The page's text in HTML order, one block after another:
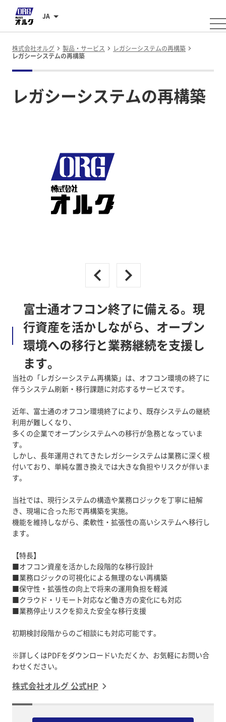
JA
株式会社オルグ 製品・サービス
レガシーシステムの再構築
レガシーシステムの再構築
レガシーシステムの再構築
富士通オフコン終了に備える。現
行資産を活かしながら、オープン
環境への移行と業務継続を支援し
ます。
当社の「レガシーシステム再構築」は、オフコン環境の終了に
伴うシステム刷新・移行課題に対応するサービスです。
近年、富士通のオフコン環境終了により、既存システムの継続
利用が難しくなり、
多くの企業でオープンシステムへの移行が急務となっていま
す。
しかし、長年運用されてきたレガシーシステムは業務に深く根
付いており、単純な置き換えでは大きな負担やリスクが伴いま
す。
当社では、現行システムの構造や業務ロジックを丁寧に紐解
き、現場に合った形で再構築を実施。
機能を維持しながら、柔軟性・拡張性の高いシステムへ移行し
ます。
【特長】
■オフコン資産を活かした段階的な移行設計
■業務ロジックの可視化による無理のない再構築
■保守性・拡張性の向上で将来の運用負担を軽減
■クラウド・リモート対応など働き方の変化にも対応
■業務停止リスクを抑えた安全な移行支援
初期検討段階からのご相談にも対応可能です。
※詳しくはPDFをダウンロードいただくか、お気軽にお問い合
わせください。
株式会社オルグ 公式HP